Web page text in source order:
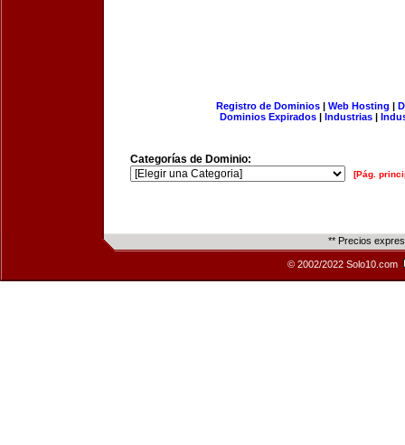
Registro de Dominios| Web Hosting |
Dominios Expirados | Industrias |
Categorías de Dominio:
[Pág.
** Precios
© 2002/2022 Solo10.com